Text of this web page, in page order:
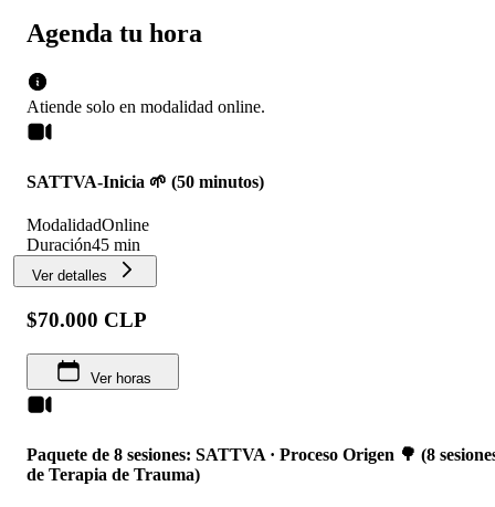
Agenda tu hora
Atiende solo en modalidad online.
SATTVA-Inicia 🌱 (50 minutos)
ModalidadOnline
Duración45 min
Ver detalles
$70.000 CLP
Ver horas
Paquete de 8 sesiones: SATTVA · Proceso Origen 🌳 (8
de Terapia de Trauma)